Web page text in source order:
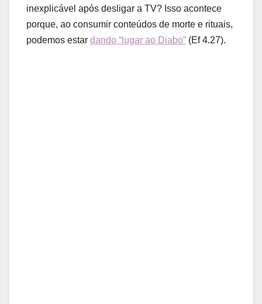
inexplicável após desligar a TV? Isso acontece
porque, ao consumir conteúdos de morte e rituais,
podemos estar dando “lugar ao Diabo” (Ef 4.27).